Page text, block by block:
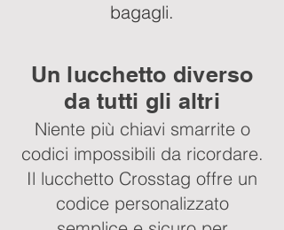
bagagli.
Un lucchetto diverso
da tutti gli altri
Niente più chiavi smarrite o
codici impossibili da ricordare.
Il lucchetto Crosstag offre un
codice personalizzato